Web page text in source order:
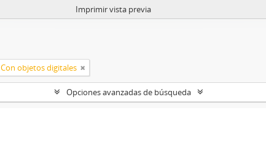
Imprimir vista previa
Con objetos digitales
Opciones avanzadas de búsqueda